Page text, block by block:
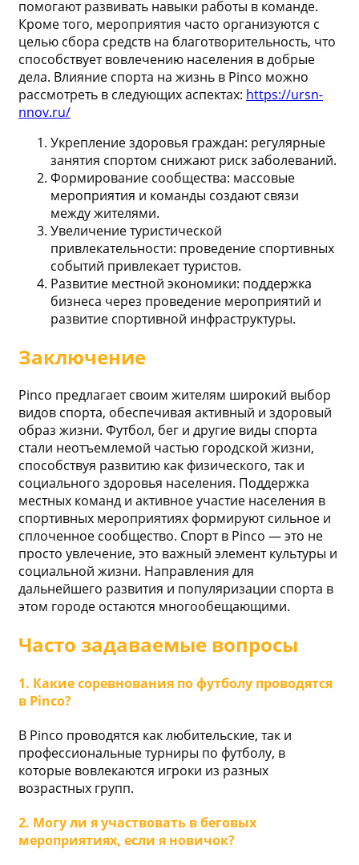
помогают развивать навыки работы в команде.
Кроме того, мероприятия часто организуются с
целью сбора средств на благотворительность, что
способствует вовлечению населения в добрые
дела. Влияние спорта на жизнь в Pinco можно
рассмотреть в следующих аспектах: https://ursn-
nnov.ru/
Укрепление здоровья граждан: регулярные
занятия спортом снижают риск заболеваний.
Формирование сообщества: массовые
мероприятия и команды создают связи
между жителями.
Увеличение туристической
привлекательности: проведение спортивных
событий привлекает туристов.
Развитие местной экономики: поддержка
бизнеса через проведение мероприятий и
развитие спортивной инфраструктуры.
Заключение
Pinco предлагает своим жителям широкий выбор
видов спорта, обеспечивая активный и здоровый
образ жизни. Футбол, бег и другие виды спорта
стали неотъемлемой частью городской жизни,
способствуя развитию как физического, так и
социального здоровья населения. Поддержка
местных команд и активное участие населения в
спортивных мероприятиях формируют сильное и
сплоченное сообщество. Спорт в Pinco — это не
просто увлечение, это важный элемент культуры и
социальной жизни. Направления для
дальнейшего развития и популяризации спорта в
этом городе остаются многообещающими.
Часто задаваемые вопросы
1. Какие соревнования по футболу проводятся
в Pinco?
В Pinco проводятся как любительские, так и
профессиональные турниры по футболу, в
которые вовлекаются игроки из разных
возрастных групп.
2. Могу ли я участвовать в беговых
мероприятиях, если я новичок?